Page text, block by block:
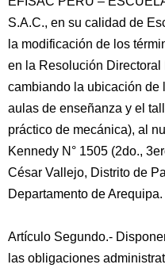
S.A.C., en su calidad de
la modificación de los
en la Resolución Directoral
cambiando la ubicación de
aulas de enseñanza y el
práctico de mecánica), al
Kennedy N° 1505 (2do.,
César Vallejo, Distrito de
Departamento de Arequipa.
Artículo Segundo.-
las obligaciones